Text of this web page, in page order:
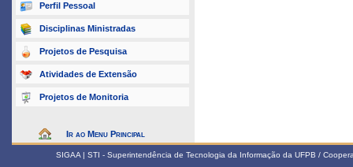
Perfil Pessoal
Disciplinas Ministradas
Projetos de Pesquisa
Atividades de Extensão
Projetos de Monitoria
Ir ao Menu Principal
SIGAA | STI - Superintendência de Tecnologia da Informação da UFPB /